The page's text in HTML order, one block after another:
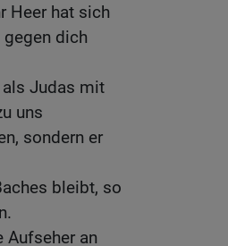
Heer hat sich
dich
als Judas mit
uns
sondern er
bleibt, so
Aufseher an